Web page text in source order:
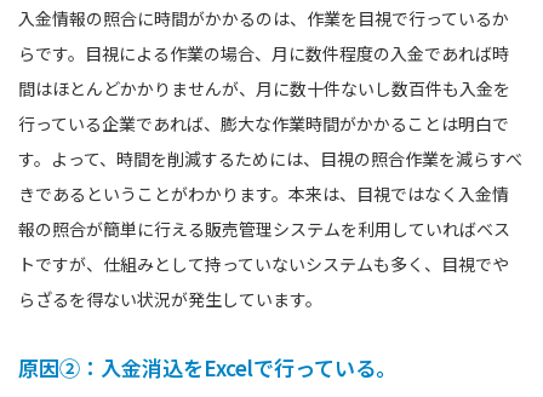
入金情報の照合に時間がかかるのは、作業を目視で行っているか
らです。目視による作業の場合、月に数件程度の入金であれば時
間はほとんどかかりませんが、月に数十件ないし数百件も入金を
行っている企業であれば、膨大な作業時間がかかることは明白で
す。よって、時間を削減するためには、目視の照合作業を減らすべ
きであるということがわかります。本来は、目視ではなく入金情
報の照合が簡単に行える販売管理システムを利用していればベス
トですが、仕組みとして持っていないシステムも多く、目視でや
らざるを得ない状況が発生しています。
原因②：入金消込をExcelで行っている。